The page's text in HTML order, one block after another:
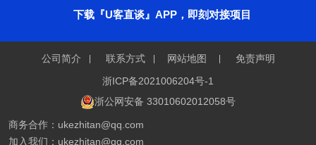
下载『U客直谈』APP，即刻对接项目
公司简介 联系方式 网站地图
免责声明
浙ICP备2021006204号-1
浙公网安备 33010602012058号
商务合作：ukezhitan@qq.com
加入我们：ukezhitan@qq.com